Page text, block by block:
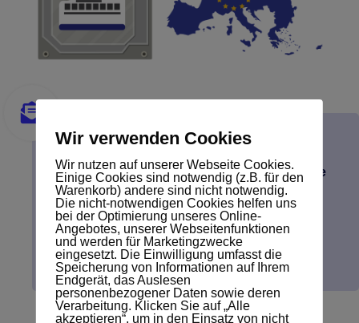
unverbindliches Angebot? Wir sind für Sie
da!
Kontakt
Wir verwenden Cookies
Wir nutzen auf unserer Webseite Cookies.
Einige Cookies sind notwendig (z.B. für den
Warenkorb) andere sind nicht notwendig.
Die nicht-notwendigen Cookies helfen uns
bei der Optimierung unseres Online-
Angebotes, unserer Webseitenfunktionen
und werden für Marketingzwecke
eingesetzt. Die Einwilligung umfasst die
Speicherung von Informationen auf Ihrem
Endgerät, das Auslesen
personenbezogener Daten sowie deren
Verarbeitung. Klicken Sie auf „Alle
akzeptieren“, um in den Einsatz von nicht